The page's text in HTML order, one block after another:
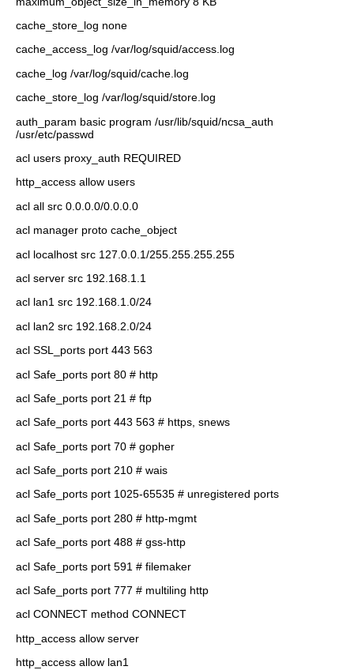
cache_store_log none
cache_access_log /var/log/squid/access.log
cache_log /var/log/squid/cache.log
cache_store_log /var/log/squid/store.log
auth_param basic program /usr/lib/squid/ncsa_auth
/usr/etc/passwd
acl users proxy_auth REQUIRED
http_access allow users
acl all src 0.0.0.0/0.0.0.0
acl manager proto cache_object
acl localhost src 127.0.0.1/255.255.255.255
acl server src 192.168.1.1
acl lan1 src 192.168.1.0/24
acl lan2 src 192.168.2.0/24
acl SSL_ports port 443 563
acl Safe_ports port 80 # http
acl Safe_ports port 21 # ftp
acl Safe_ports port 443 563 # https, snews
acl Safe_ports port 70 # gopher
acl Safe_ports port 210 # wais
acl Safe_ports port 1025-65535 # unregistered ports
acl Safe_ports port 280 # http-mgmt
acl Safe_ports port 488 # gss-http
acl Safe_ports port 591 # filemaker
acl Safe_ports port 777 # multiling http
acl CONNECT method CONNECT
http_access allow server
http_access allow lan1